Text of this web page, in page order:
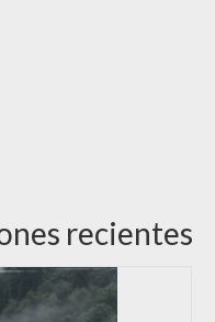
recientes